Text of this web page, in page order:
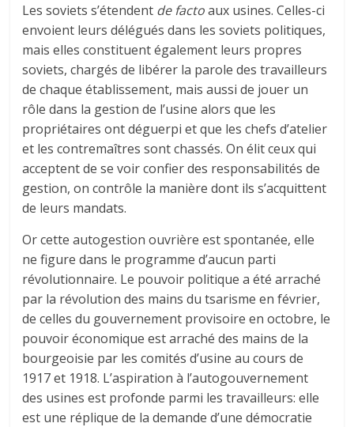
Les soviets s’étendent de factoaux usines. Celles-ci
envoient leurs délégués dans les soviets politiques,
mais elles constituent également leurs propres
soviets, chargés de libérer la parole des travailleurs
de chaque établissement, mais aussi de jouer un
rôle dans la gestion de l’usine alors que les
propriétaires ont déguerpi et que les chefs d’atelier
et les contremaîtres sont chassés. On élit ceux qui
acceptent de se voir confier des responsabilités de
gestion, on contrôle la manière dont ils s’acquittent
de leurs mandats.
Or cette autogestion ouvrière est spontanée, elle
ne figure dans le programme d’aucun parti
révolutionnaire. Le pouvoir politique a été arraché
par la révolution des mains du tsarisme en février,
de celles du gouvernement provisoire en octobre, le
pouvoir économique est arraché des mains de la
bourgeoisie par les comités d’usine au cours de
1917 et 1918. L’aspiration à l’autogouvernement
des usines est profonde parmi les travailleurs: elle
est une réplique de la demande d’une démocratie